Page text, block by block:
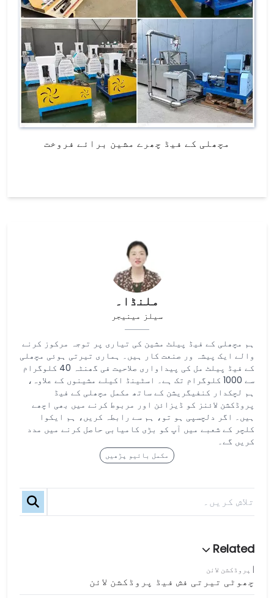
ملنڈا۔
سیلز مینیجر
ہم مچھلی کے فیڈ پیلٹ مشین کی تیاری پر توجہ مرکوز کرنے
والے ایک پیشہ ور صنعت کار ہیں۔ ہماری تیرتی ہوئی مچھلی
کے فیڈ پیلٹ مل کی پیداواری صلاحیت فی گھنٹہ 40 کلوگرام
سے 1000 کلوگرام تک ہے۔ اسٹینڈ اکیلے مشینوں کے علاوہ،
ہم لچکدار کنفیگریشن کے ساتھ مکمل مچھلی کے فیڈ
پروڈکشن لائنز کو ڈیزائن اور مربوط کرنے میں بھی اچھے
ہیں۔ اگر دلچسپی ہو تو، ہم سے رابطہ کریں، ہم ایکوا
کلچر کے شعبے میں آپ کو بڑی کامیابی حاصل کرنے میں مدد
کریں گے۔
مکمل بائیو پڑھیں
پروڈکشن لائن
چھوٹی تیرتی فش فیڈ پروڈکشن لائن
مچھلی کے فیڈ چھرے مشین برائے فروخت